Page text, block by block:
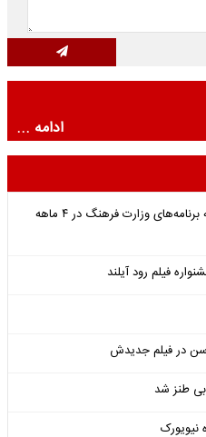
ادامه ...
انتشار فهرست اعتبارات اختصاص‌یافته به برنامه‌های وزارت فرهنگ در ۴ ماهه
در فیلم جدیدش
طنز شد
نیویورک